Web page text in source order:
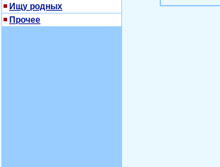
Ищу родных
Прочее